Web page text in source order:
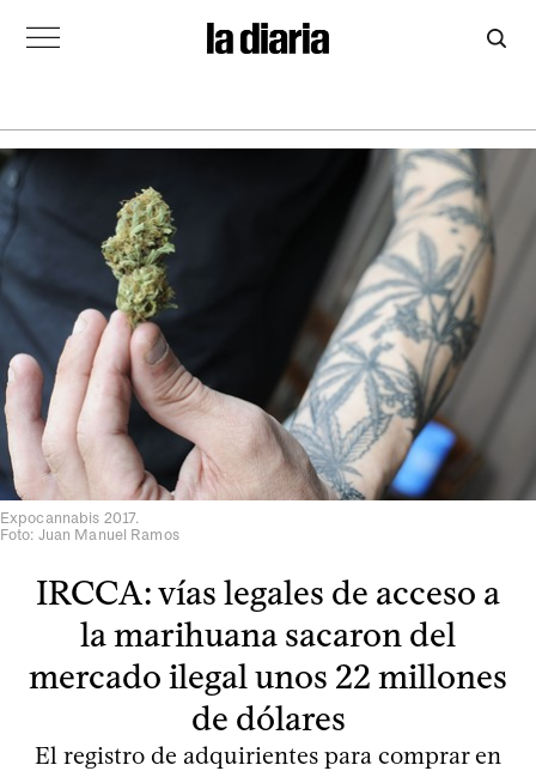
Expocannabis 2017.
Foto: Juan Manuel Ramos
IRCCA: vías legales de acceso a
la marihuana sacaron del
mercado ilegal unos 22 millones
de dólares
El registro de adquirientes para comprar en